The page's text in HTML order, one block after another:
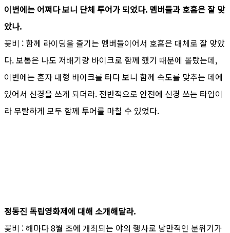
이번에는 어쩌다 보니 단체 투어가 되었다. 멤버들과 호흡은 잘 맞
았나.
꽃비 : 함께 라이딩을 즐기는 멤버들이어서 호흡은 대체로 잘 맞았
다. 보통은 나도 저배기량 바이크로 함께 했기 때문에 몰랐는데,
이번에는 혼자 대형 바이크를 타다 보니 함께 속도를 맞추는 데에
있어서 신경을 쓰게 되더라. 전반적으로 안전에 신경 쓰는 타입이
라 무탈하게 모두 함께 투어를 마칠 수 있었다.
정동진 독립영화제에 대해 소개해달라.
꽃비 : 해마다 8월 초에 개최되는 야외 행사로 낭만적인 분위기가